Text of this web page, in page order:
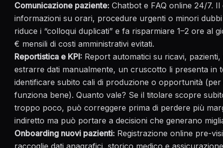
Comunicazione paziente: Chatbot e FAQ online 24/7.
informazioni su orari, procedure urgenti o minori
riduce i “colloqui duplicati” e fa risparmiare 1–2 ore al
€ mensili di costi amministrativi evitati.
Reportistica e KPI: Report automatici su ricavi,
estrarre dati manualmente, un cruscotto li presenta in
identificare subito cali di produzione o opportunità
funziona bene). Quanto vale? Se il titolare scopre
troppo poco, può correggere prima di perdere più
indiretto ma può portare a decisioni che generano
Onboarding nuovi pazienti: Registrazione online pre-
raccoglie dati anagrafici, storico medico e